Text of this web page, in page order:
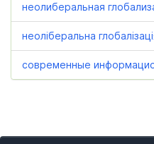
неолиберальная
неоліберальна
современные